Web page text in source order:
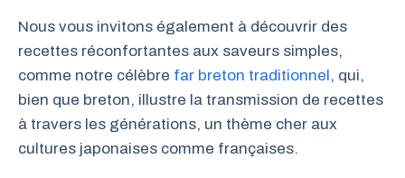
Nous vous invitons également à découvrir des
recettes réconfortantes aux saveurs simples,
comme notre célèbre far breton traditionnel, qui,
bien que breton, illustre la transmission de recettes
à travers les générations, un thème cher aux
cultures japonaises comme françaises.